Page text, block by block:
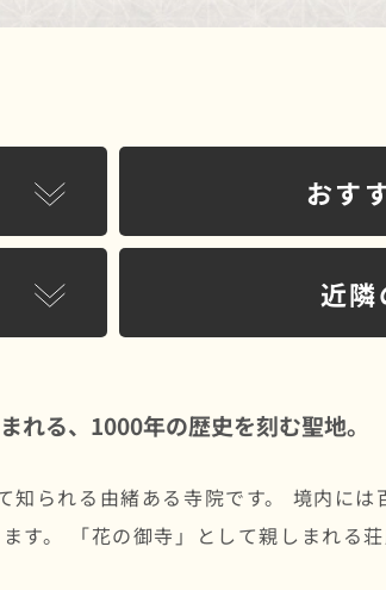
おす
近
れる、1000年の歴史を刻む聖地。
られる由緒ある寺院です。 境内に
す。 「花の御寺」として親しまれる